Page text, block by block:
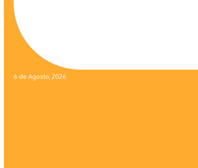
6 de Agosto, 2026